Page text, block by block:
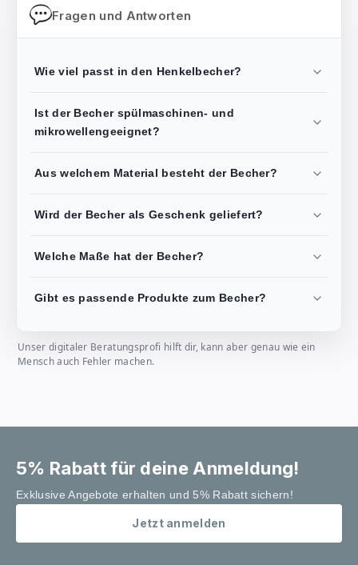
Fragen und Antworten
Wie viel passt in den Henkelbecher?
Ist der Becher spülmaschinen- und
mikrowellengeeignet?
Aus welchem Material besteht der Becher?
Wird der Becher als Geschenk geliefert?
Welche Maße hat der Becher?
Gibt es passende Produkte zum Becher?
Unser digitaler Beratungsprofi hilft dir, kann aber genau wie ein
Mensch auch Fehler machen.
5% Rabatt für deine Anmeldung!
Exklusive Angebote erhalten und 5% Rabatt sichern!
Jetzt anmelden